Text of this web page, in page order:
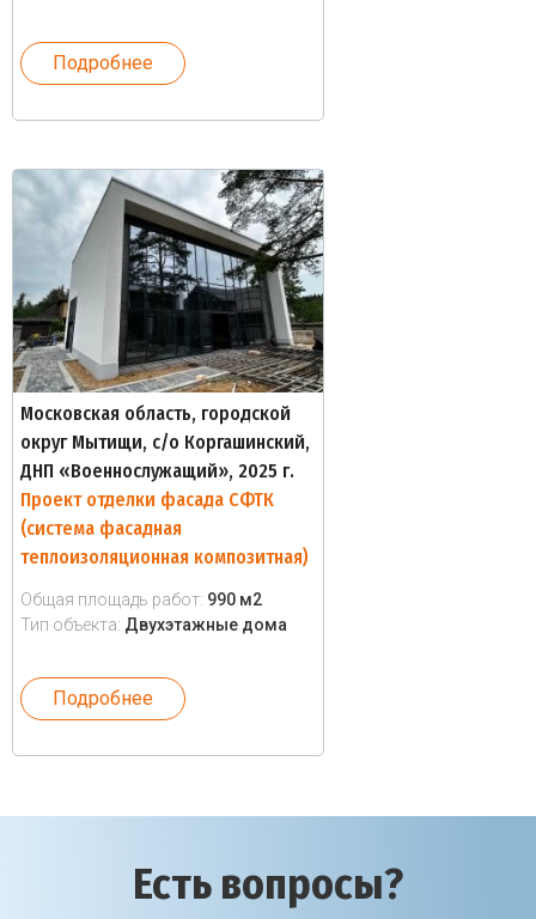
Подробнее
Московская область, городской
округ Мытищи, с/о Коргашинский,
ДНП «Военнослужащий», 2025 г.
Проект отделки фасада СФТК
(система фасадная
теплоизоляционная композитная)
Общая площадь работ: 990 м2
Тип объекта: Двухэтажные дома
Подробнее
Есть вопросы?